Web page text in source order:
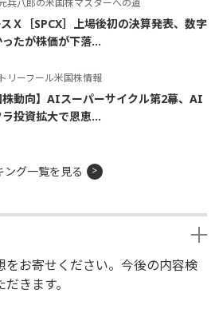
兵八郎の米国株マスターへの道
スＸ［SPCX］上場後初の決算発表、数字
たが株価が下落...
リーフール米国株情報
株動向】AIスーパーサイクル第2幕、AI
投資拡大で恩恵...
ング一覧を見る
をお寄せください。今後の内容検
きます。